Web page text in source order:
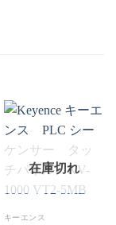
在庫切れ
キーエンス